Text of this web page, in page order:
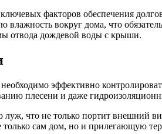
факторов обеспечения
вокруг дома, что
отвода дождевой воды с крыши.
эффективно
плесени и даже
что не только портит внешний
только сам дом, но и прилегающую